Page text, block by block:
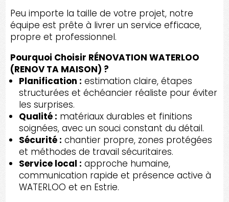
Peu importe la taille de votre projet, notre
équipe est prête à livrer un service efficace,
propre et professionnel.
Pourquoi Choisir RÉNOVATION WATERLOO
(RENOV TA MAISON) ?
Planification : estimation claire, étapes
structurées et échéancier réaliste pour éviter
les surprises.
Qualité : matériaux durables et finitions
soignées, avec un souci constant du détail.
Sécurité : chantier propre, zones protégées
et méthodes de travail sécuritaires.
Service local : approche humaine,
communication rapide et présence active à
WATERLOO et en Estrie.